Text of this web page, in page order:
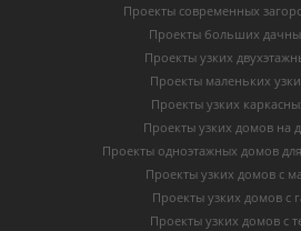
Проекты современных
Проекты больших
Проекты узких
Проекты маленьких
Проекты узких
Проекты узких домов на
Проекты одноэтажных домов
Проекты узких домов с
Проекты узких домов с
Проекты узких домов с